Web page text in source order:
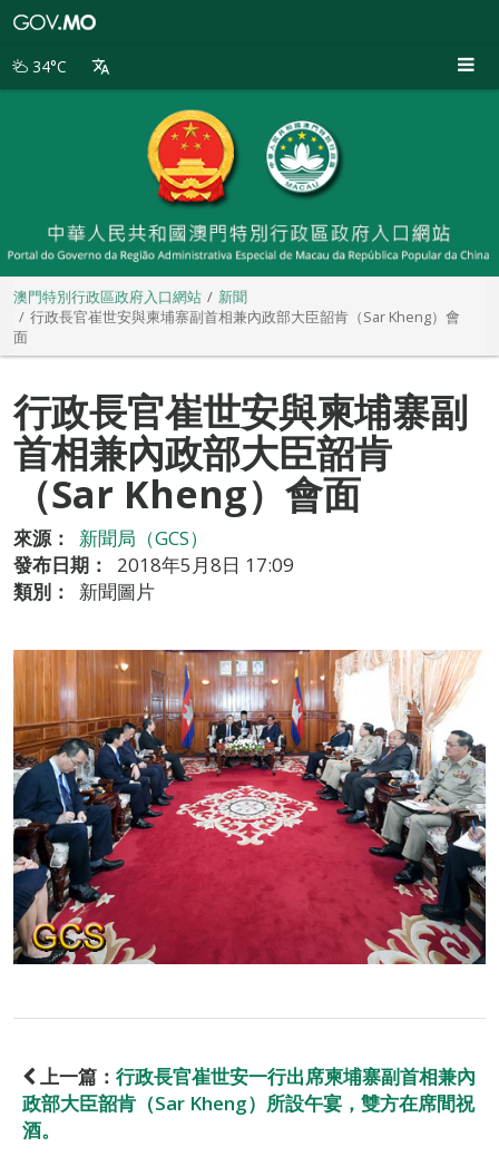
別
34°C
澳門特別行政區政府入口網站
新聞
行政長官崔世安與柬埔寨副首相兼內政部大臣韶肯（Sar Kheng）會
面
行政長官崔世安與柬埔寨副
首相兼內政部大臣韶肯
（Sar Kheng）會面
來源：
新聞局（GCS）
發布日期：
2018年5月8日 17:09
類別：
新聞圖片
上一篇： 行政長官崔世安一行出席柬埔寨副首相兼內
政部大臣韶肯（Sar Kheng）所設午宴，雙方在席間祝
酒。